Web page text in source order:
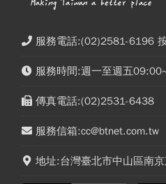
服務電話:(02)2581-6196
服務時間:週一至週五
傳真電話:(02)2531-6438
服務信箱:cc@btnet.com.tw
地址:台灣臺北市中山區南